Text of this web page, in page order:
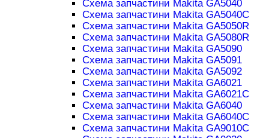
Схема запчастини Makita GA5040
Схема запчастини Makita GA5040C
Схема запчастини Makita GA5050R
Схема запчастини Makita GA5080R
Схема запчастини Makita GA5090
Схема запчастини Makita GA5091
Схема запчастини Makita GA5092
Схема запчастини Makita GA6021
Схема запчастини Makita GA6021C
Схема запчастини Makita GA6040
Схема запчастини Makita GA6040C
Схема запчастини Makita GA9010C